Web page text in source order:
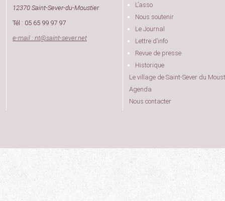
12370 Saint-Sever-du-Moustier
Tél : 05 65 99 97 97
e-mail : nt@saint-sever.net
L’asso
Nous soutenir
Le Journal
Lettre d’info
Revue de presse
Historique
Le village de Saint-Sever du
Agenda
Nous contacter